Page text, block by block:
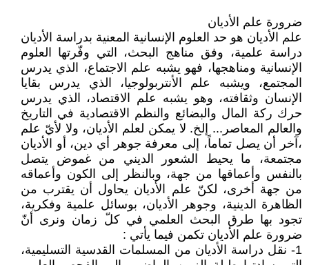
ضرورة علم الأديان
علم الأديان هو حد العلوم الإنسانية المعنية بدراسة الأديان
دراسة علمية، وفق مناهج البحث، التي وفّرتها العلوم
الإنسانية ومناهجها، فهو يشبه علم الاجتماع، الذي يدرس
المجتمع، ويشبه علم الأنتربولوجيا، الذي يدرس بقايا
الإنسان وثقافته، وهو يشبه علم الاقتصاد، الذي يدرس
حرك ركة المال والبضائع والنظم الاقتصادية في التاريخ
والعالم المعاصر... إلخ. لا يمكن لعلم الأديان، ولا لأيّ علم
،آخر أن يصل تماماً، إلى معرفة جوهر أي دين، أو الأديان
مجتمعة، ما يحيط الشعور الديني من غموض يتصل
بالنفس وأعماقها من جهة، وبالنظر إلى الكون وأعماقه
من جهة أخرى، لكنّ علم الأديان يحاول أن يقترب من
الظاهرة الدينية، وجوهر الأديان، بوسائل علمية وفكرية،
تجود بها طرق البحث العلمي في كلّ زمان ونرى أنّ
ضرورة علم الأديان تكمن فيما يأتي :
1- نقل دراسة الأديان من المسلمات القدسية التسليمية،